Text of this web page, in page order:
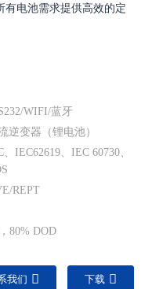
有电池需求提供高效的定
WIFI/蓝牙
逆变器（锂电池）
IEC62619、IEC 60730、
R​​EPT
80% DOD
我们 下载